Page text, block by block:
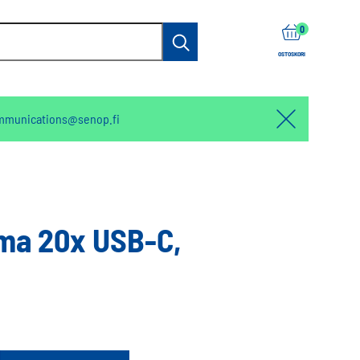
OSTOSKORI
0items
20x USB-C,